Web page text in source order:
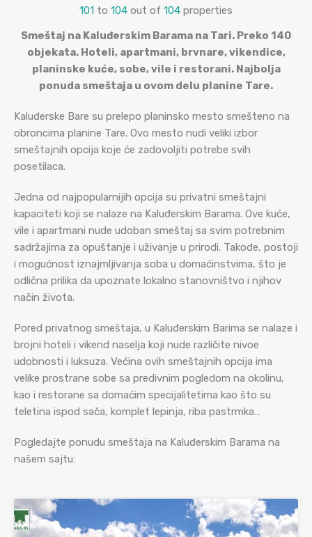
101 to 104 out of 104 properties
Smeštaj na Kaluđerskim Barama na Tari. Preko 140
objekata. Hoteli, apartmani, brvnare, vikendice,
planinske kuće, sobe, vile i restorani. Najbolja
ponuda smeštaja u ovom delu planine Tare.
Kaluđerske Bare su prelepo planinsko mesto smešteno na
obroncima planine Tare. Ovo mesto nudi veliki izbor
smeštajnih opcija koje će zadovoljiti potrebe svih
posetilaca.
Jedna od najpopularnijih opcija su privatni smeštajni
kapaciteti koji se nalaze na Kaluđerskim Barama. Ove kuće,
vile i apartmani nude udoban smeštaj sa svim potrebnim
sadržajima za opuštanje i uživanje u prirodi. Takođe, postoji
i mogućnost iznajmljivanja soba u domaćinstvima, što je
odlična prilika da upoznate lokalno stanovništvo i njihov
način života.
Pored privatnog smeštaja, u Kaluđerskim Barima se nalaze i
brojni hoteli i vikend naselja koji nude različite nivoe
udobnosti i luksuza. Većina ovih smeštajnih opcija ima
velike prostrane sobe sa predivnim pogledom na okolinu,
kao i restorane sa domaćim specijalitetima kao što su
teletina ispod sača, komplet lepinja, riba pastrmka…
Pogledajte ponudu smeštaja na Kaluđerskim Barama na
našem sajtu: